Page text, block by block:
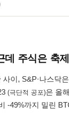
데 주식은 축제
이, S&P·나스닥
(극단적 공포)은 올
-49%까지 밀린